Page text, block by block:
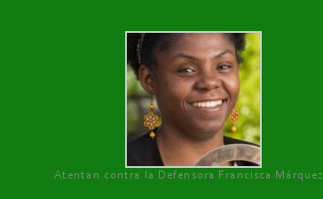
Atentan contra la Defensora Francisca Márquez